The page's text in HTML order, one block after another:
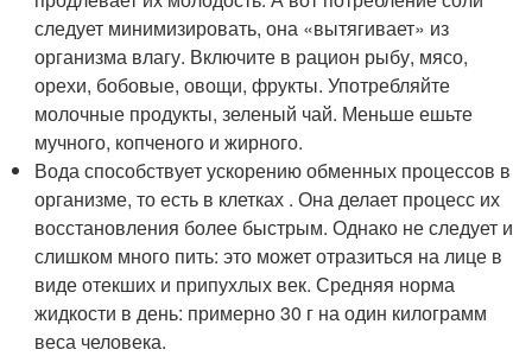
следует минимизировать, она «вытягивает» из
организма влагу. Включите в рацион рыбу, мясо,
орехи, бобовые, овощи, фрукты. Употребляйте
молочные продукты, зеленый чай. Меньше ешьте
мучного, копченого и жирного.
Вода способствует ускорению обменных процессов в
организме, то есть в клетках . Она делает процесс их
восстановления более быстрым. Однако не следует и
слишком много пить: это может отразиться на лице в
виде отекших и припухлых век. Средняя норма
жидкости в день: примерно 30 г на один килограмм
веса человека.